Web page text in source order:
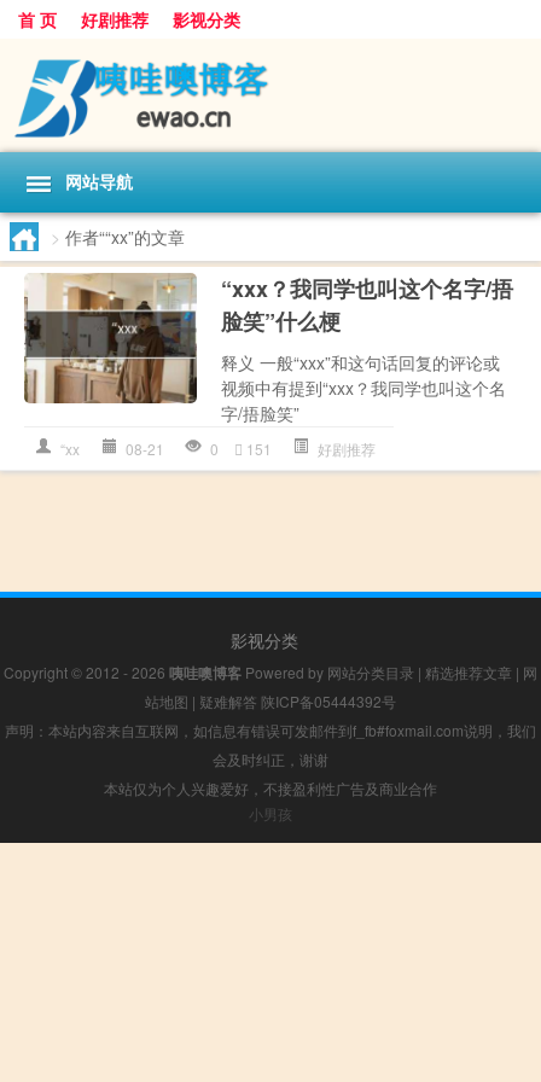
首 页 好剧推荐 影视分类
网站导航
> 作者““xx”的文章
“xxx？我同学也叫这个名字/捂
脸笑”什么梗
释义 一般“xxx”和这句话回复的评论或
视频中有提到“xxx？我同学也叫这个名
字/捂脸笑”
“xx 08-21 0 151 好剧推荐
影视分类
Copyright © 2012 - 2026 咦哇噢博客 Powered by 网站分类目录 | 精选推荐文章 | 网
站地图 | 疑难解答 陕ICP备05444392号
声明：本站内容来自互联网，如信息有错误可发邮件到f_fb#foxmail.com说明，我们
会及时纠正，谢谢
本站仅为个人兴趣爱好，不接盈利性广告及商业合作
小男孩